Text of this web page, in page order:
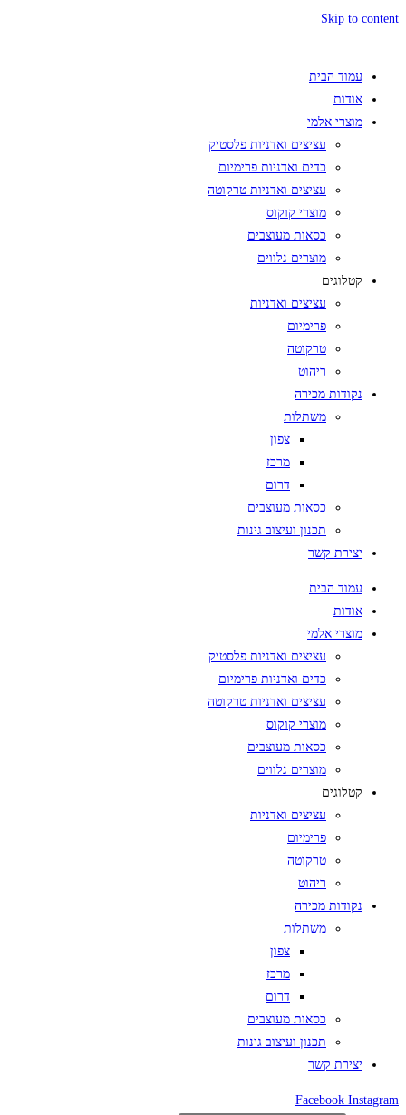
Skip to content
עמוד הבית
אודות
מוצרי אלמי
עציצים ואדניות פלסטיק
כדים ואדניות פרימיום
עציצים ואדניות טרקוטה
מוצרי קוקוס
כסאות מעוצבים
מוצרים נלווים
קטלוגים
עציצים ואדניות
פרימיום
טרקוטה
ריהוט
נקודות מכירה
משתלות
צפון
מרכז
דרום
כסאות מעוצבים
תכנון ועיצוב גינות
יצירת קשר
עמוד הבית
אודות
מוצרי אלמי
עציצים ואדניות פלסטיק
כדים ואדניות פרימיום
עציצים ואדניות טרקוטה
מוצרי קוקוס
כסאות מעוצבים
מוצרים נלווים
קטלוגים
עציצים ואדניות
פרימיום
טרקוטה
ריהוט
נקודות מכירה
משתלות
צפון
מרכז
דרום
כסאות מעוצבים
תכנון ועיצוב גינות
יצירת קשר
Facebook Instagram